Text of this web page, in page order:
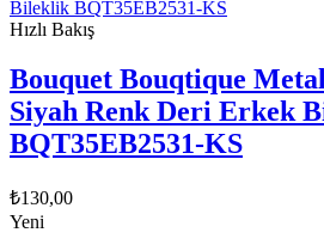
Hızlı Bakış
Bouquet Bouqtique
Siyah Renk Deri Erkek
BQT35EB2531-KS
₺130,00
Yeni